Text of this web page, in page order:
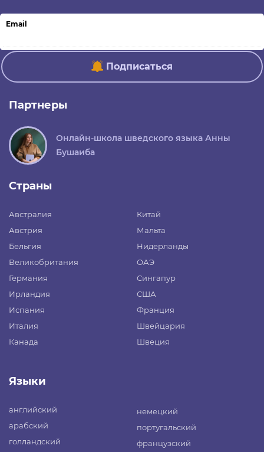
Email
Подписаться
Партнеры
Онлайн-школа шведского языка Анны
Бушаиба
Страны
Австралия
Австрия
Бельгия
Великобритания
Германия
Ирландия
Испания
Италия
Канада
Китай
Мальта
Нидерланды
ОАЭ
Сингапур
США
Франция
Швейцария
Швеция
Языки
английский
арабский
голландский
немецкий
португальский
французский